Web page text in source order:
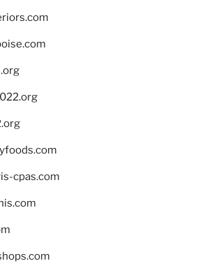
cpas.com